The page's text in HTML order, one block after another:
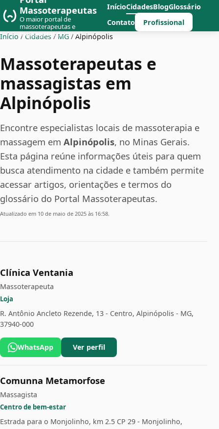
Massoterapeutas
O maior portal de
massoterapeutas e
massagistas do Brasil
InícioCidadesBlogGlossário
Contato
Profissional
Início / Cidades / MG / Alpinópolis
Massoterapeutas e
massagistas em
Alpinópolis
Encontre especialistas locais de massoterapia e
massagem em Alpinópolis, no Minas Gerais.
Esta página reúne informações úteis para quem
busca atendimento na cidade e também permite
acessar artigos, orientações e termos do
glossário do Portal Massoterapeutas.
Atualizado em 10 de maio de 2025 às 16:58.
Clínica Ventania
Massoterapeuta
Loja
R. Antônio Ancleto Rezende, 13 - Centro, Alpinópolis - MG,
37940-000
WhatsApp Ver perfil
Comunna Metamorfose
Massagista
Centro de bem-estar
Estrada para o Monjolinho, km 2.5 CP 29 - Monjolinho,